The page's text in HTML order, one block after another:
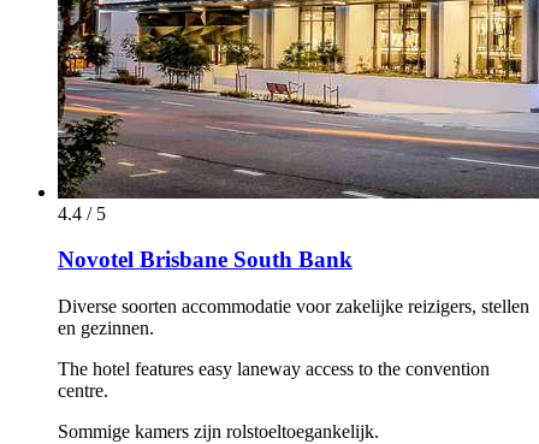
4.4 / 5
Novotel Brisbane South Bank
Diverse soorten accommodatie voor zakelijke reizigers, stellen
en gezinnen.
The hotel features easy laneway access to the convention
centre.
Sommige kamers zijn rolstoeltoegankelijk.